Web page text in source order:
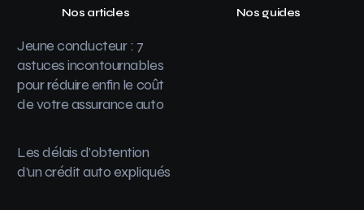
Nos articles
Jeune conducteur : 7
astuces incontournables
pour réduire enfin le coût
de votre assurance auto
Les délais d’obtention
d’un crédit auto expliqués
Nos guides